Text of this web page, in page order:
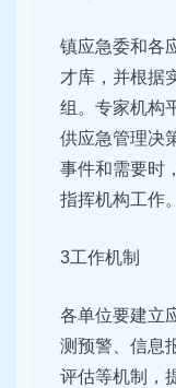
镇应急委和各
才库，并根据
组。专家机构
供应急管理决
事件和需要时
指挥机构工作。
3工作机制
各单位要建立
测预警、信息
评估等机制，